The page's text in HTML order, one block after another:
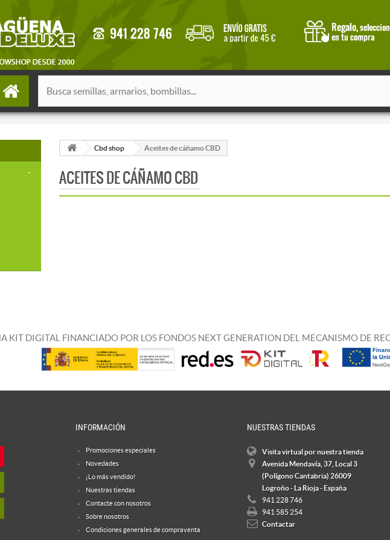
Cbd shop Aceites de cáñamo CBD
ACEITES DE CÁÑAMO CBD
KIT DIGITAL FINANCIADO POR LOS FONDOS NEXT GENERATION DEL MECANISMO DE
INFORMACIÓN
Promociones especiales
Novedades
¡Lo más vendido!
Nuestras tiendas
Contacte con nosotros
Sobre nosotros
Condiciones generales de compraventa
NUESTRAS TIENDAS
Visita virtual por nuestra tienda
Avenida Mendavía, 37, Local 3
(Polígono Cantabria) 26009
Logroño - La Rioja - España
941 228 746
941 585 254
Contactar